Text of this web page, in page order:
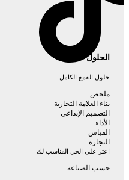
الحلول
حلول القمع الكامل
ملخص
بناء العلامة التجارية
التصميم الإبداعي
الأداء
القياس
التجارة
اعثر على الحل المناسب لك
حسب الصناعة